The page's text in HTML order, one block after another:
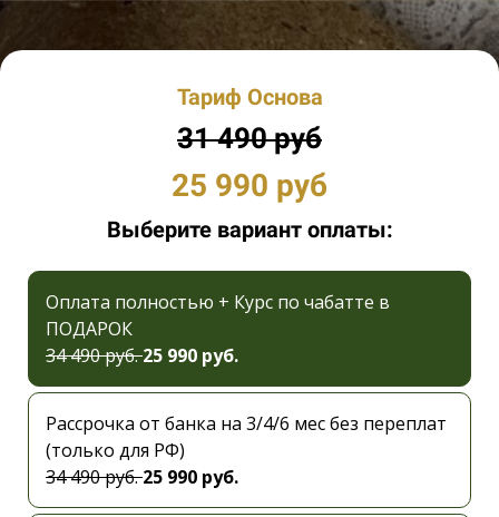
Тариф Основа
31 490 руб
25 990 руб
Выберите вариант оплаты:
Оплата полностью + Курс по чабатте в
ПОДАРОК
34 490 руб.25 990 руб.
Рассрочка от банка на 3/4/6 мес без переплат
(только для РФ)
34 490 руб.25 990 руб.